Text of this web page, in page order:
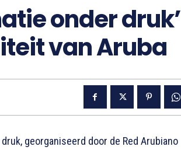
onder druk’
van Aruba
georganiseerd door de Red Arubiano